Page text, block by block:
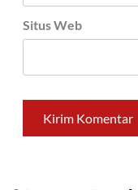
Situs Web